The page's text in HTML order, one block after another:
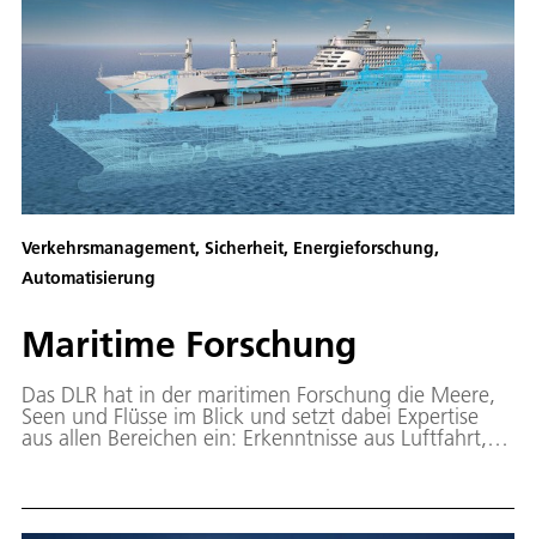
Verkehrsmanagement, Sicherheit, Energieforschung,
Automatisierung
Maritime Forschung
Das DLR hat in der maritimen Forschung die Meere,
Seen und Flüsse im Blick und setzt dabei Expertise
aus allen Bereichen ein: Erkenntnisse aus Luftfahrt,